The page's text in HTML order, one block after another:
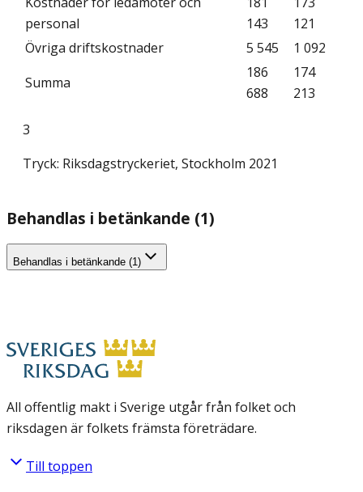
personal
143
121
Övriga driftskostnader
5 545
1 092
Summa
186
688
174
213
3
Tryck: Riksdagstryckeriet, Stockholm 2021
Behandlas i betänkande (1)
Behandlas i betänkande (1)
All offentlig makt i Sverige utgår från folket och
riksdagen är folkets främsta företrädare.
Till toppen